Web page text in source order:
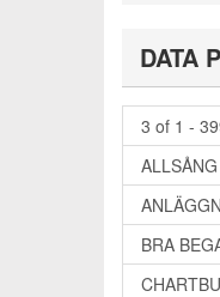
DATA
3 of 1 -
BRA